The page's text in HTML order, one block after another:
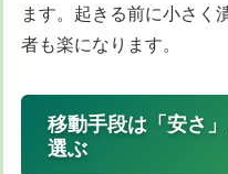
ます。起きる前に小さく
者も楽になります。
移動手段は「安さ
選ぶ